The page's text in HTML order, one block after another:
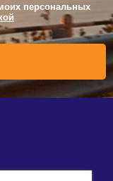
персональных